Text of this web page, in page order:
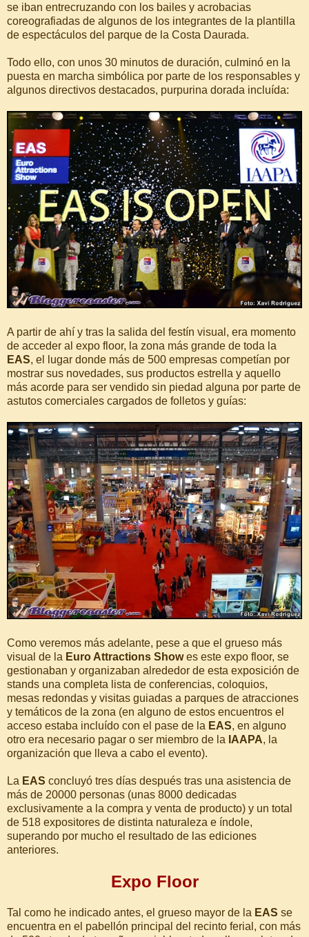
se iban entrecruzando con los bailes y acrobacias
coreografiadas de algunos de los integrantes de la plantilla
de espectáculos del parque de la Costa Daurada.
Todo ello, con unos 30 minutos de duración, culminó en la
puesta en marcha simbólica por parte de los responsables y
algunos directivos destacados, purpurina dorada incluída:
A partir de ahí y tras la salida del festín visual, era momento
de acceder al expo floor, la zona más grande de toda la
EAS, el lugar donde más de 500 empresas competían por
mostrar sus novedades, sus productos estrella y aquello
más acorde para ser vendido sin piedad alguna por parte de
astutos comerciales cargados de folletos y guías:
Como veremos más adelante, pese a que el grueso más
visual de la Euro Attractions Showes este expo floor, se
gestionaban y organizaban alrededor de esta exposición de
stands una completa lista de conferencias, coloquios,
mesas redondas y visitas guiadas a parques de atracciones
y temáticos de la zona (en alguno de estos encuentros el
acceso estaba incluído con el pase de la EAS, en alguno
otro era necesario pagar o ser miembro de la IAAPA, la
organización que lleva a cabo el evento).
La EAS concluyó tres días después tras una asistencia de
más de 20000 personas (unas 8000 dedicadas
exclusivamente a la compra y venta de producto) y un total
de 518 expositores de distinta naturaleza e índole,
superando por mucho el resultado de las ediciones
anteriores.
Expo Floor
Tal como he indicado antes, el grueso mayor de la EAS se
encuentra en el pabellón principal del recinto ferial, con más